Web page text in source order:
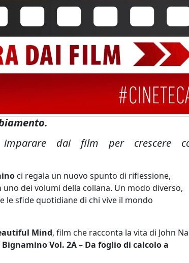
dai film per crescere
ci regala un nuovo spunto di riflessione,
dei volumi della collana. Un modo diverso,
sfide quotidiane di chi vive il mondo
Mind, film che racconta la vita di John
Bignamino Vol. 2A – Da foglio di calcolo a